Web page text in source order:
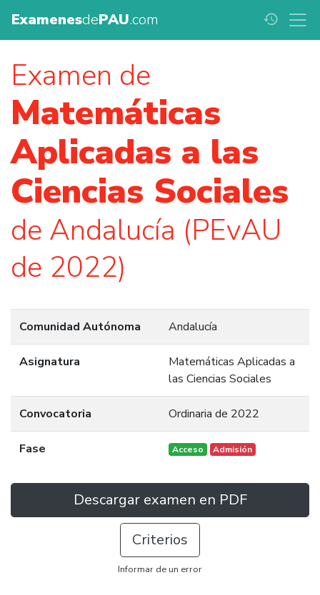
ExamenesdePAU.com history
Examen de
Matemáticas
Aplicadas a las
Ciencias Sociales
de Andalucía (PEvAU
de 2022)
Comunidad Autónoma Andalucía
Asignatura
Matemáticas Aplicadas a
las Ciencias Sociales
Convocatoria Ordinaria de 2022
Fase Acceso Admisión
Descargar examen en PDF
Criterios
Informar de un error